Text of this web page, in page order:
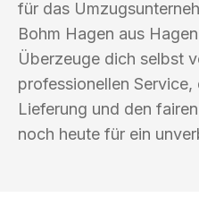
für das
Bohm Hagen aus
Überzeuge dich selbst
professionellen
Lieferung und den
noch heute für ein